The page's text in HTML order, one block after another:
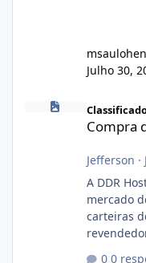
Julho 30,
Compra de carteiras de
Compra
Jefferson ·
A DDR
mercado
carteiras
0